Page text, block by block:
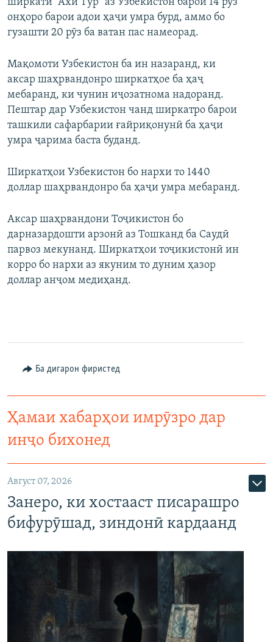
онҳоро барои адои ҳаҷи умра бурд, аммо бо
гузашти 20 рӯз ба ватан пас намеорад.
Мақомоти Узбекистон ба ин назаранд, ки
аксар шаҳрвандонро ширкатҳое ба ҳаҷ
мебаранд, ки чунин иҷозатнома надоранд.
Пештар дар Узбекистон чанд ширкатро барои
ташкили сафарбарии ғайриқонунӣ ба ҳаҷи
умра ҷарима баста буданд.
Ширкатҳои Узбекистон бо нархи то 1440
доллар шаҳрвандонро ба ҳаҷи умра мебаранд.
Аксар шаҳрвандони Тоҷикистон бо
дарназардошти арзонӣ аз Тошканд ба Саудӣ
парвоз мекунанд. Ширкатҳои тоҷикистонӣ ин
корро бо нархи аз якуним то дуним ҳазор
доллар анҷом медиҳанд.
Ба дигарон фиристед
Ҳамаи хабарҳои имрӯзро дар
инҷо бихонед
Август 07, 2026
Занеро, ки хостааст писарашро
бифурӯшад, зиндонӣ кардаанд